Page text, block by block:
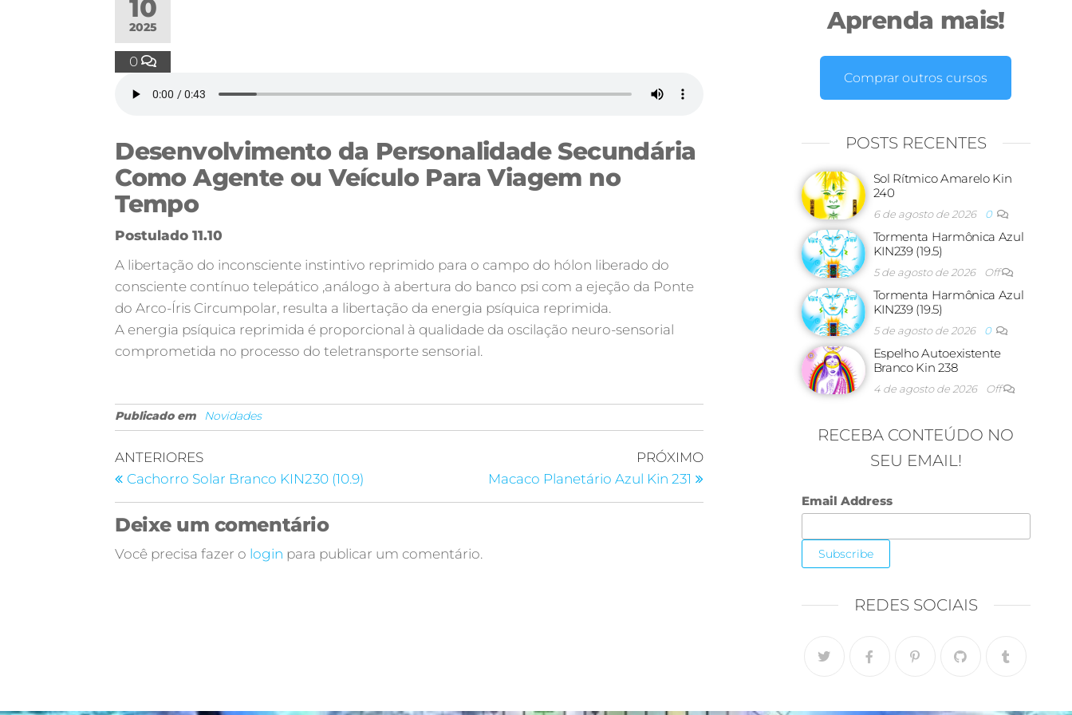
10
2025
0
Desenvolvimento da Personalidade Secundária
Como Agente ou Veículo Para Viagem no
Tempo
Postulado 11.10
A libertação do inconsciente instintivo reprimido para o campo do hólon liberado do
consciente contínuo telepático ,análogo à abertura do banco psi com a ejeção da Ponte
do Arco-Íris Circumpolar, resulta a libertação da energia psíquica reprimida.
A energia psíquica reprimida é proporcional à qualidade da oscilação neuro-sensorial
comprometida no processo do teletransporte sensorial.
Publicado em Novidades
ANTERIORES
Cachorro Solar Branco KIN230 (10.9)
PRÓXIMO
Macaco Planetário Azul Kin 231
Deixe um comentário
Você precisa fazer o login para publicar um comentário.
Aprenda mais!
Comprar outros cursos
POSTS RECENTES
Sol Rítmico Amarelo Kin
240
6 de agosto de 2026 0
Tormenta Harmônica Azul
KIN239 (19.5)
5 de agosto de 2026 Off
Tormenta Harmônica Azul
KIN239 (19.5)
5 de agosto de 2026 0
Espelho Autoexistente
Branco Kin 238
4 de agosto de 2026 Off
RECEBA CONTEÚDO NO
SEU EMAIL!
Email Address
REDES SOCIAIS